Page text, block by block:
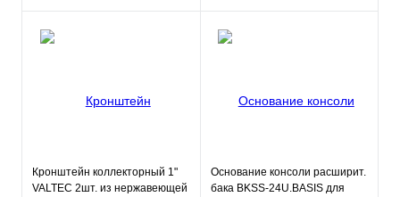
Кронштейн коллекторный 1"
VALTEC 2шт. из нержавеющей
Основание консоли расширит.
бака BKSS-24U.BASIS для